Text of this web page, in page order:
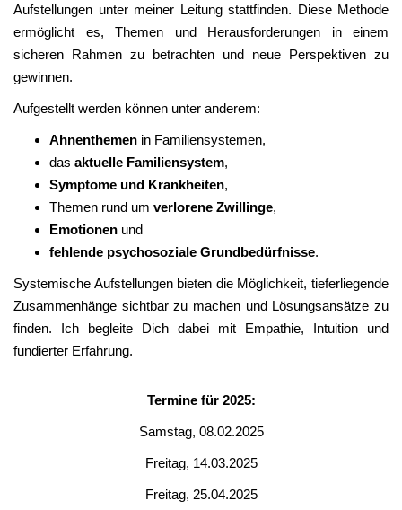
Aufstellungen unter meiner Leitung stattfinden. Diese Methode
ermöglicht es, Themen und Herausforderungen in einem
sicheren Rahmen zu betrachten und neue Perspektiven zu
gewinnen.
Aufgestellt werden können unter anderem:
Ahnenthemen in Familiensystemen,
das aktuelle Familiensystem,
Symptome und Krankheiten,
Themen rund um verlorene Zwillinge,
Emotionen und
fehlende psychosoziale Grundbedürfnisse.
Systemische Aufstellungen bieten die Möglichkeit, tieferliegende
Zusammenhänge sichtbar zu machen und Lösungsansätze zu
finden. Ich begleite Dich dabei mit Empathie, Intuition und
fundierter Erfahrung.
Termine für 2025:
Samstag, 08.02.2025
Freitag, 14.03.2025
Freitag, 25.04.2025